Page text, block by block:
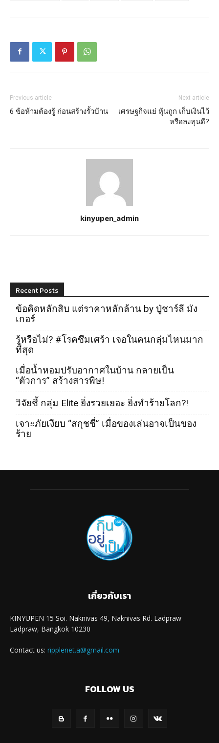
Previous article
6 ข้อห้ามต้องรู้ ก่อนสร้างรั้วบ้าน
Next article
เศรษฐกิจแย่ หุ้นถูก เก็บเงินไว้
หรือลงทุนดี?
kinyupen_admin
Recent Posts
ข้อคิดหลักสิบ แต่ราคาหลักล้าน by ปู่ชาร์ลี มัง
เกอร์
รู้หรือไม่? #โรคซึมเศร้า เจอในคนกลุ่มไหนมาก
ที่สุด
เมื่อน้ำหอมปรับอากาศในบ้าน กลายเป็น
“ตัวการ” สร้างสารพิษ!
วิจัยชี้ กลุ่ม Elite ยิ่งรวยเยอะ ยิ่งทำร้ายโลก?!
เจาะภัยเงียบ “สกุชชี่” เมื่อของเล่นอาจเป็นของ
ร้าย
เกี่ยวกับเรา
KINYUPEN 15 Soi. Naknivas 49, Naknivas Rd. Ladpraw
Ladpraw, Bangkok 10230
Contact us: ripplenet.a@gmail.com
FOLLOW US